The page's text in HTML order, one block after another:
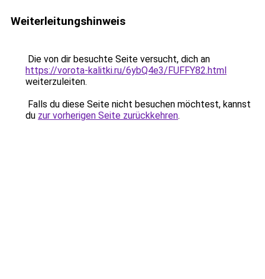
Weiterleitungshinweis
Die von dir besuchte Seite versucht, dich an
https://vorota-kalitki.ru/6ybQ4e3/FUFFY82.html
weiterzuleiten.
Falls du diese Seite nicht besuchen möchtest, kannst
du zur vorherigen Seite zurückkehren.